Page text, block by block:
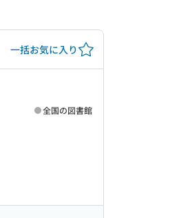
一括お気に入り
全国の図書館